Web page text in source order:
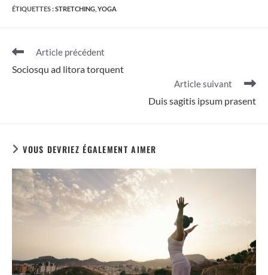
ÉTIQUETTES :STRETCHING YOGA
Read
articles
Article précédent
Sociosqu ad litora torquent
Article suivant
Duis sagitis ipsum prasent
VOUS DEVRIEZ ÉGALEMENT AIMER